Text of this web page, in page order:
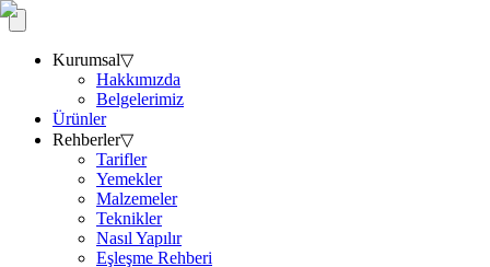
Kurumsal▽
Hakkımızda
Belgelerimiz
Ürünler
Rehberler▽
Tarifler
Yemekler
Malzemeler
Teknikler
Nasıl Yapılır
Eşleşme Rehberi